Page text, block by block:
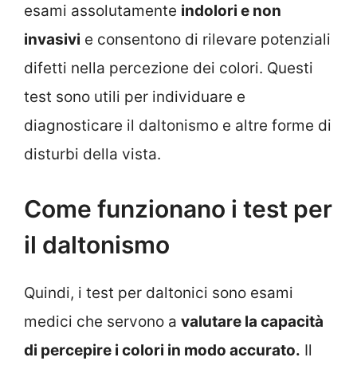
esami assolutamente indolori e non
invasivi e consentono di rilevare potenziali
difetti nella percezione dei colori. Questi
test sono utili per individuare e
diagnosticare il daltonismo e altre forme di
disturbi della vista.
Come funzionano i test per
il daltonismo
Quindi, i test per daltonici sono esami
medici che servono a valutare la capacità
di percepire i colori in modo accurato. Il